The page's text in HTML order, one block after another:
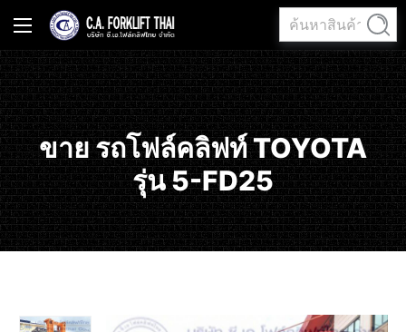
ค้นหา: ค้นหา
ขาย รถโฟล์คลิฟท์ TOYOTA
รุ่น 5-FD25